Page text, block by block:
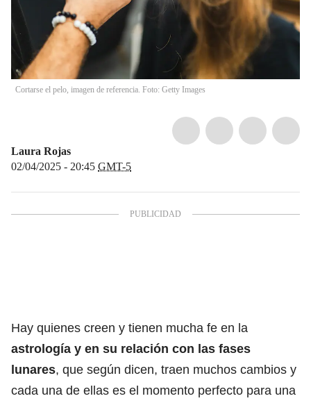
Cortarse el pelo, imagen de referencia. Foto: Getty Images
Laura Rojas
02/04/2025 - 20:45 GMT-5
Hay quienes creen y tienen mucha fe en la
astrología y en su relación con las fases
lunares, que según dicen, traen muchos cambios y
cada una de ellas es el momento perfecto para una